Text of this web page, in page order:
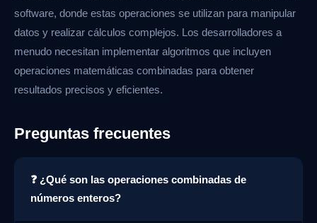
software, donde estas operaciones se utilizan para manipular
datos y realizar cálculos complejos. Los desarrolladores a
menudo necesitan implementar algoritmos que incluyen
operaciones matemáticas combinadas para obtener
resultados precisos y eficientes.
Preguntas frecuentes
❓ ¿Qué son las operaciones combinadas de
números enteros?